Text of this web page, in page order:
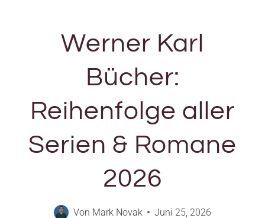
Werner Karl
Bücher:
Reihenfolge aller
Serien & Romane
2026
Von Mark Novak Juni 25, 2026